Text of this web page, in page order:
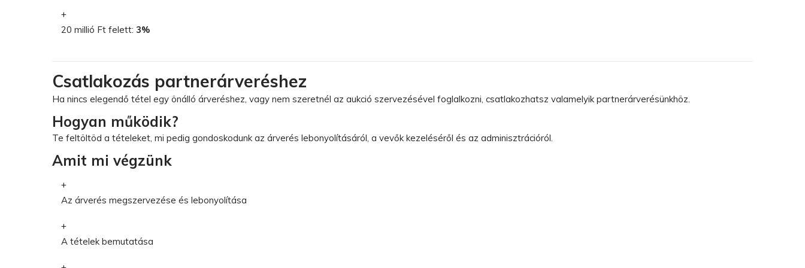
20 millió Ft felett: 3%
Csatlakozás partnerárveréshez
Ha nincs elegendő tétel egy önálló árveréshez, vagy nem szeretnél az aukció szervezésével foglalkozni, csatlakozhatsz valamelyik partnerárverésünkhöz.
Hogyan működik?
Te feltöltöd a tételeket, mi pedig gondoskodunk az árverés lebonyolításáról, a vevők kezeléséről és az adminisztrációról.
Amit mi végzünk
Az árverés megszervezése és lebonyolítása
A tételek bemutatása